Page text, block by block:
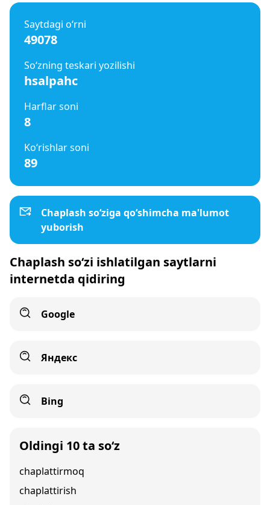
Saytdagi o‘rni
49078
So‘zning teskari yozilishi
hsalpahc
Harflar soni
8
Ko‘rishlar soni
89
Chaplash so‘ziga qo‘shimcha ma'lumot
yuborish
Chaplash so‘zi ishlatilgan saytlarni
internetda qidiring
Google
Яндекс
Bing
Oldingi 10 ta so‘z
chaplattirmoq
chaplattirish